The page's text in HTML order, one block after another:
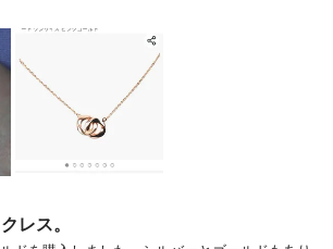
レス。